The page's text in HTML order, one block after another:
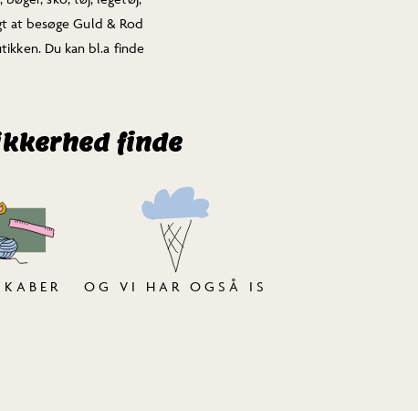
at besøge Guld & Rod
Du kan bl.a finde
finde
OG VI HAR OGSÅ IS